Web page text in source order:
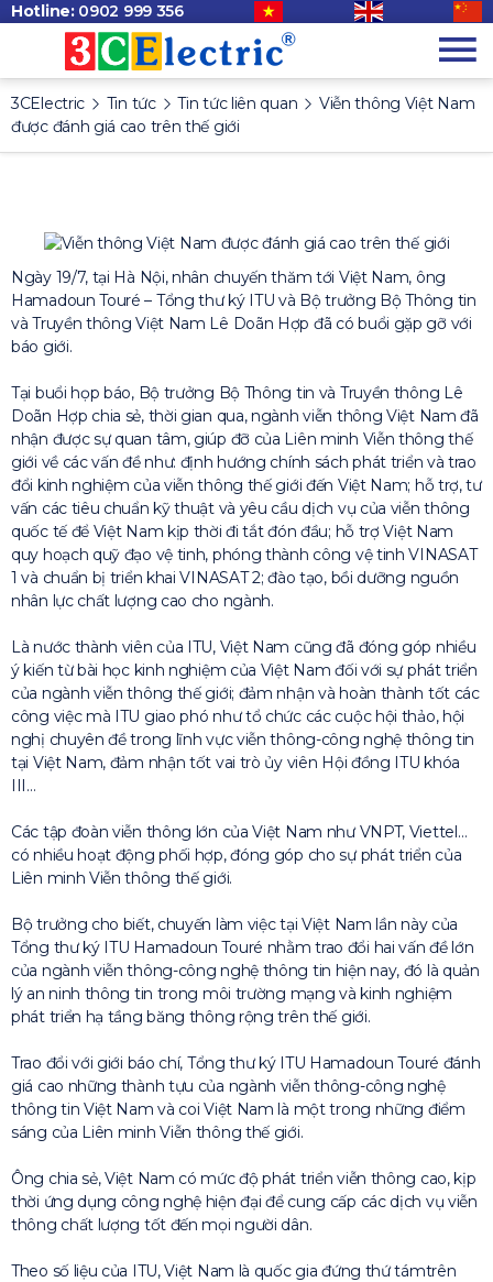
Hotline: 0902 999 356
3CElectric Tin tức Tin tức liên quan
Viễn thông Việt Nam
được đánh giá cao trên thế giới
Ngày 19/7, tại Hà Nội, nhân chuyến thăm tới Việt Nam, ông
Hamadoun Touré – Tổng thư ký ITU và Bộ trưởng Bộ Thông tin
và Truyền thông Việt Nam Lê Doãn Hợp đã có buổi gặp gỡ với
báo giới.
Tại buổi họp báo, Bộ trưởng Bộ Thông tin và Truyền thông Lê
Doãn Hợp chia sẻ, thời gian qua, ngành viễn thông Việt Nam đã
nhận được sự quan tâm, giúp đỡ của Liên minh Viễn thông thế
giới về các vấn đề như: định hướng chính sách phát triển và trao
đổi kinh nghiệm của viễn thông thế giới đến Việt Nam; hỗ trợ, tư
vấn các tiêu chuẩn kỹ thuật và yêu cầu dịch vụ của viễn thông
quốc tế để Việt Nam kịp thời đi tắt đón đầu; hỗ trợ Việt Nam
quy hoạch quỹ đạo vệ tinh, phóng thành công vệ tinh VINASAT
1 và chuẩn bị triển khai VINASAT 2; đào tạo, bồi dưỡng nguồn
nhân lực chất lượng cao cho ngành.
Là nước thành viên của ITU, Việt Nam cũng đã đóng góp nhiều
ý kiến từ bài học kinh nghiệm của Việt Nam đối với sự phát triển
của ngành viễn thông thế giới; đảm nhận và hoàn thành tốt các
công việc mà ITU giao phó như tổ chức các cuộc hội thảo, hội
nghị chuyên đề trong lĩnh vực viễn thông-công nghệ thông tin
tại Việt Nam, đảm nhận tốt vai trò ủy viên Hội đồng ITU khóa
III…
Các tập đoàn viễn thông lớn của Việt Nam như VNPT, Viettel…
có nhiều hoạt động phối hợp, đóng góp cho sự phát triển của
Liên minh Viễn thông thế giới.
Bộ trưởng cho biết, chuyến làm việc tại Việt Nam lần này của
Tổng thư ký ITU Hamadoun Touré nhằm trao đổi hai vấn đề lớn
của ngành viễn thông-công nghệ thông tin hiện nay, đó là quản
lý an ninh thông tin trong môi trường mạng và kinh nghiệm
phát triển hạ tầng băng thông rộng trên thế giới.
Trao đổi với giới báo chí, Tổng thư ký ITU Hamadoun Touré đánh
giá cao những thành tựu của ngành viễn thông-công nghệ
thông tin Việt Nam và coi Việt Nam là một trong những điểm
sáng của Liên minh Viễn thông thế giới.
Ông chia sẻ, Việt Nam có mức độ phát triển viễn thông cao, kịp
thời ứng dụng công nghệ hiện đại để cung cấp các dịch vụ viễn
thông chất lượng tốt đến mọi người dân.
Theo số liệu của ITU, Việt Nam là quốc gia đứng thứ támtrên